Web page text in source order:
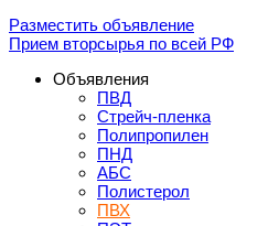
Разместить объявление
Прием вторсырья по всей РФ
Объявления
ПВД
Стрейч-пленка
Полипропилен
ПНД
АБС
Полистерол
ПВХ